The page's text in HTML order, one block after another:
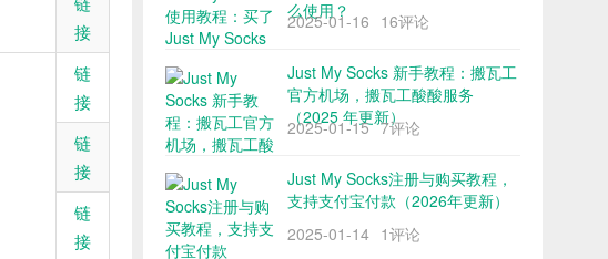
接
链
接
链
接
链
接
么使用？
2025-01-16 16评论
Just My Socks 新手教程：搬瓦工
官方机场，搬瓦工酸酸服务
（2025 年更新）
2025-01-15 7评论
Just My Socks注册与购买教程，
支持支付宝付款（2026年更新）
2025-01-14 1评论